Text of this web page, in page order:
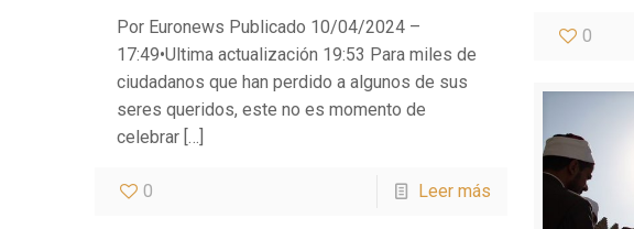
Por Euronews Publicado 10/04/2024 –
17:49•Ultima actualización 19:53 Para miles de
ciudadanos que han perdido a algunos de sus
seres queridos, este no es momento de
celebrar […]
0 Leer más
0